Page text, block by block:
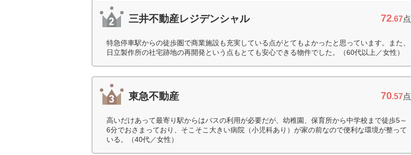
三井不動産レジデンシャル 72.67点
特急停車駅からの徒歩圏で商業施設も充実している点がとてもよかったと思っています。また、
日立製作所の社宅跡地の再開発という点もとても安心できる物件でした。（60代以上／女性）
東急不動産 70.57点
高いだけあって最寄り駅からはバスの利用が必要だが、幼稚園、保育所から中学校まで徒歩5～
6分でおさまっており、そこそこ大きい病院（小児科あり）が家の前なので便利な環境が整って
いる。（40代／女性）